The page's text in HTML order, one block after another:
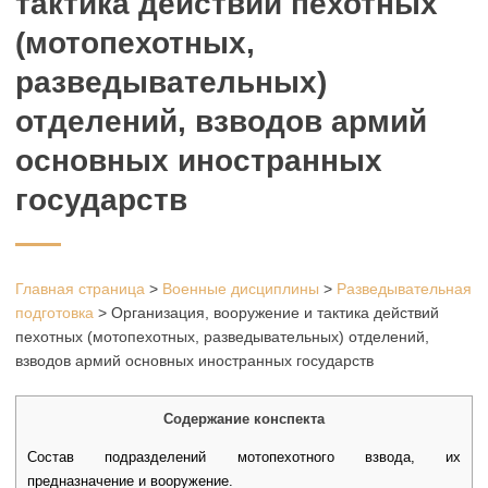
(мотопехотных,
разведывательных)
отделений, взводов армий
основных иностранных
государств
Главная страница > Военные дисциплины > Разведывательная
подготовка > Организация, вооружение и тактика действий
пехотных (мотопехотных, разведывательных) отделений,
взводов армий основных иностранных государств
Содержание конспекта
Состав подразделений мотопехотного взвода, их
предназначение и вооружение.